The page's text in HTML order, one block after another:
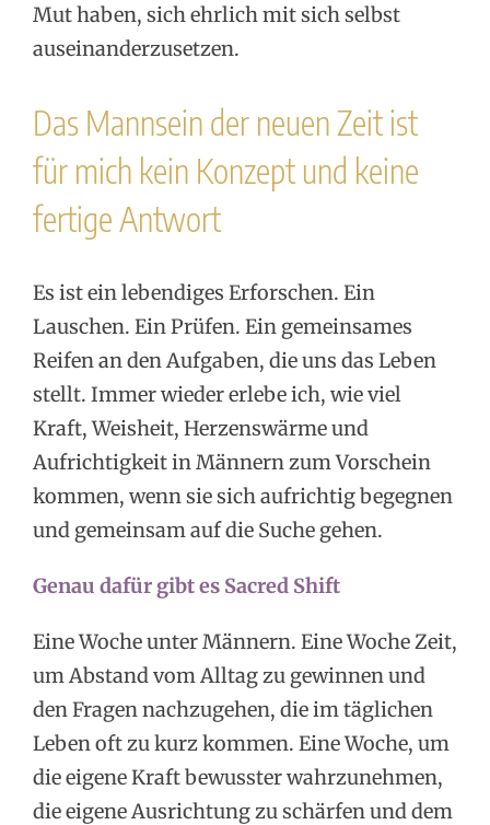
Mut haben, sich ehrlich mit sich selbst
auseinanderzusetzen.
Das Mannsein der neuen Zeit ist
für mich kein Konzept und keine
fertige Antwort
Es ist ein lebendiges Erforschen. Ein
Lauschen. Ein Prüfen. Ein gemeinsames
Reifen an den Aufgaben, die uns das Leben
stellt. Immer wieder erlebe ich, wie viel
Kraft, Weisheit, Herzenswärme und
Aufrichtigkeit in Männern zum Vorschein
kommen, wenn sie sich aufrichtig begegnen
und gemeinsam auf die Suche gehen.
Genau dafür gibt es Sacred Shift
Eine Woche unter Männern. Eine Woche Zeit,
um Abstand vom Alltag zu gewinnen und
den Fragen nachzugehen, die im täglichen
Leben oft zu kurz kommen. Eine Woche, um
die eigene Kraft bewusster wahrzunehmen,
die eigene Ausrichtung zu schärfen und dem